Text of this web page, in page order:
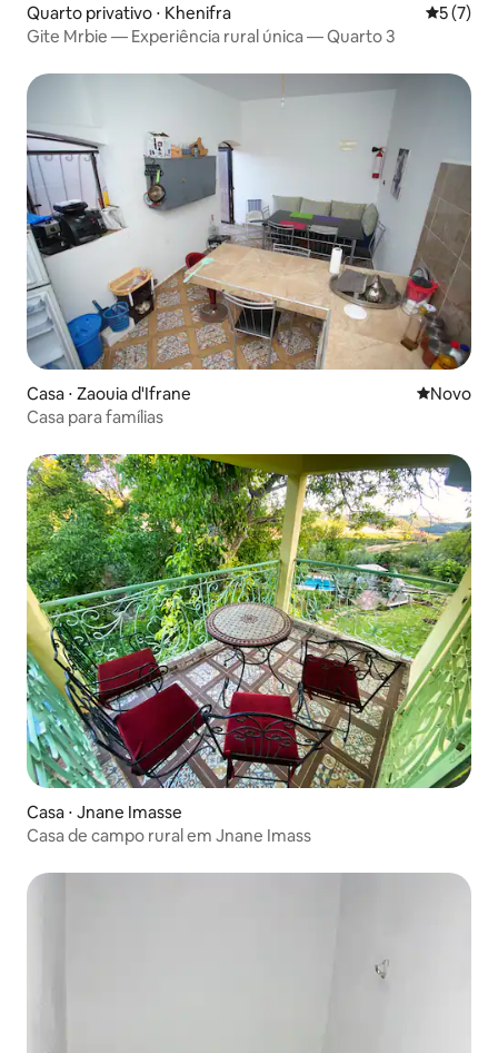
Quarto privativo ⋅ Khenifra 5 de
5 (7)
Gite Mrbie — Experiência rural única — Quarto 3
Casa ⋅ Zaouia d'Ifrane Novo
Novo
Casa para famílias
Casa ⋅ Jnane Imasse
Casa de campo rural em Jnane Imass